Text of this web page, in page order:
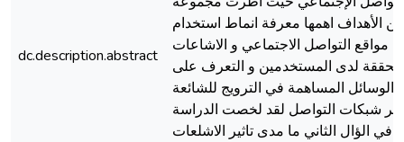
dc.description.abstract
من الأهداف اهمها معرفة انماط استخدام
مواقع التواصل الاجتماعي و الاشاعات
لدى المستخدمين و التعرف على
الوسائل المساهمة في الترويج للشائعة
شبكات التواصل لقد لخصت الدراسة
في الؤال الثاني ما مدى تاثير الاشلعات